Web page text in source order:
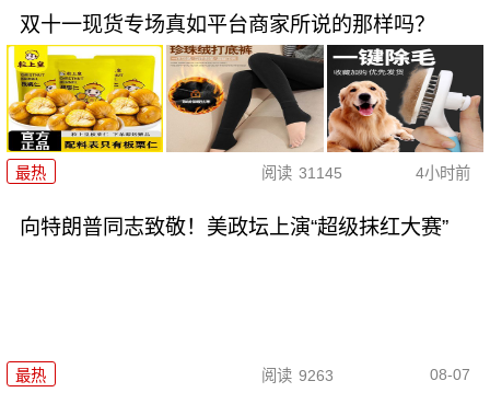
双十一现货专场真如平台商家所说的那样吗？
最热 阅读 31145 4小时前
向特朗普同志致敬！美政坛上演“超级抹红大赛”
最热 阅读 9263 08-07